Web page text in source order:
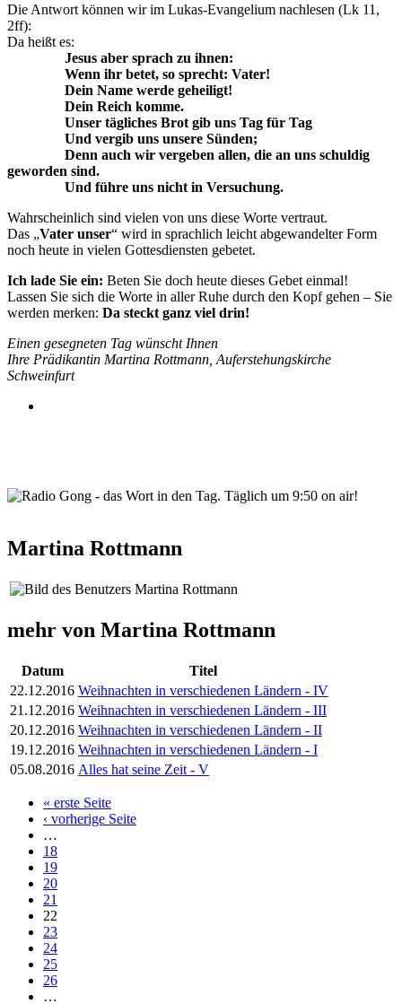
Die Antwort können wir im Lukas-Evangelium nachlesen (Lk 11,
2ff):
Da heißt es:
Jesus aber sprach zu ihnen:
Wenn ihr betet, so sprecht: Vater!
Dein Name werde geheiligt!
Dein Reich komme.
Unser tägliches Brot gib uns Tag für Tag
Und vergib uns unsere Sünden;
Denn auch wir vergeben allen, die an uns schuldig
geworden sind.
Und führe uns nicht in Versuchung.
Wahrscheinlich sind vielen von uns diese Worte vertraut.
Das „Vater unser“ wird in sprachlich leicht abgewandelter Form
noch heute in vielen Gottesdiensten gebetet.
Ich lade Sie ein: Beten Sie doch heute dieses Gebet einmal!
Lassen Sie sich die Worte in aller Ruhe durch den Kopf gehen – Sie
werden merken: Da steckt ganz viel drin!
Einen gesegneten Tag wünscht Ihnen
Ihre Prädikantin Martina Rottmann, Auferstehungskirche
Schweinfurt
Martina Rottmann
mehr von Martina Rottmann
Datum
Titel
22.12.2016 Weihnachten in verschiedenen Ländern - IV
21.12.2016 Weihnachten in verschiedenen Ländern - III
20.12.2016 Weihnachten in verschiedenen Ländern - II
19.12.2016 Weihnachten in verschiedenen Ländern - I
05.08.2016 Alles hat seine Zeit - V
Seiten« erste Seite
‹ vorherige Seite
…
18
19
20
21
22
23
24
25
26
…